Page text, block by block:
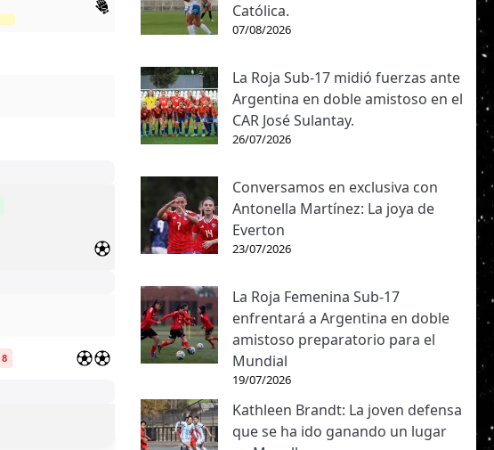
8
Católica.
07/08/2026
La Roja Sub-17 midió fuerzas ante
Argentina en doble amistoso en el
CAR José Sulantay.
26/07/2026
Conversamos en exclusiva con
Antonella Martínez: La joya de
Everton
23/07/2026
La Roja Femenina Sub-17
enfrentará a Argentina en doble
amistoso preparatorio para el
Mundial
19/07/2026
Kathleen Brandt: La joven defensa
que se ha ido ganando un lugar